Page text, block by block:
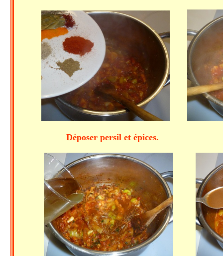
Déposer persil et épices.